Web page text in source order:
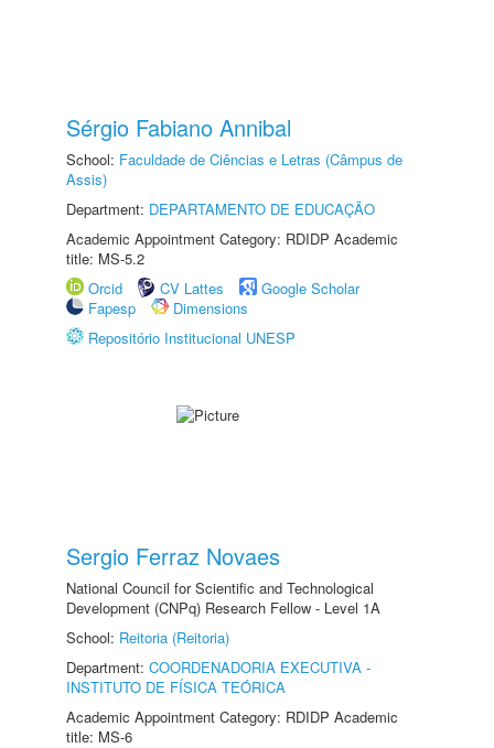
Sérgio Fabiano Annibal
School: Faculdade de Ciências e Letras (Câmpus de
Assis)
Department: DEPARTAMENTO DE EDUCAÇÃO
Academic Appointment Category: RDIDP Academic
title: MS-5.2
Orcid
CV Lattes
Google Scholar
Fapesp
Dimensions
Repositório Institucional UNESP
Sergio Ferraz Novaes
National Council for Scientific and Technological
Development (CNPq) Research Fellow - Level 1A
School: Reitoria (Reitoria)
Department: COORDENADORIA EXECUTIVA -
INSTITUTO DE FÍSICA TEÓRICA
Academic Appointment Category: RDIDP Academic
title: MS-6